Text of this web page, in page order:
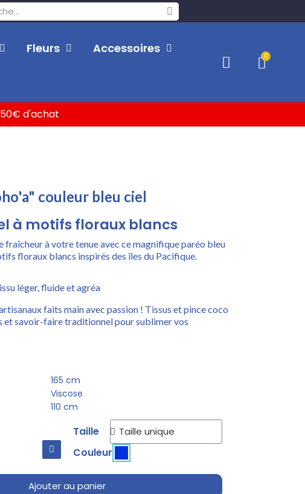
Fleurs
Accessoires
d'achat
couleur bleu ciel
à motifs floraux blancs
fraîcheur à votre tenue avec ce magnifique paréo bleu
floraux blancs inspirés des îles du Pacifique.
léger, fluide et agréa
faits main avec passion ! Tissus et pince coco
et savoir-faire traditionnel pour sublimer vos
165 cm
Viscose
110 cm
Taille
Couleur
Ajouter au panier